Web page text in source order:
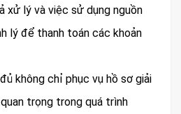
xử lý và việc sử dụng nguồn
lý để thanh toán các khoản
không chỉ phục vụ hồ sơ giải
trọng trong quá trình